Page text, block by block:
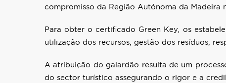
compromisso da Região Autónoma da Madeira
Para obter o certificado Green Key, os
utilização dos recursos, gestão dos resíduos,
A atribuição do galardão resulta de um
do sector turístico assegurando o rigor e a